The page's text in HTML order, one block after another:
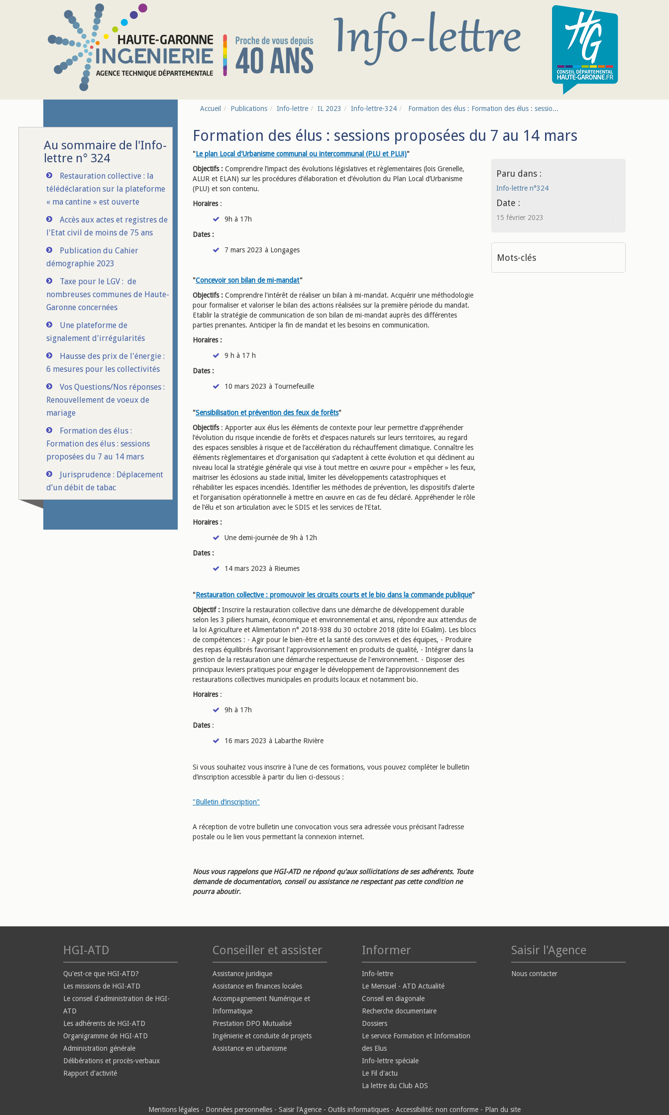
Au sommaire de l'Info-
lettre n° 324
Restauration collective : la
télédéclaration sur la plateforme
« ma cantine » est ouverte
Accès aux actes et registres de
l'Etat civil de moins de 75 ans
Publication du Cahier
démographie 2023
Taxe pour le LGV : de
nombreuses communes de Haute-
Garonne concernées
Une plateforme de
signalement d'irrégularités
Hausse des prix de l'énergie :
6 mesures pour les collectivités
Vos Questions/Nos réponses :
Renouvellement de voeux de
mariage
Formation des élus :
Formation des élus : sessions
proposées du 7 au 14 mars
Jurisprudence : Déplacement
d’un débit de tabac
Accueil Publications Info-lettre IL 2023 Info-lettre-324 Formation des élus : Formation des élus : sessio...
Formation des élus : sessions proposées du 7 au 14 mars
"Le plan Local d'Urbanisme communal ou intercommunal (PLU et PLUi)"
Objectifs : Comprendre l’impact des évolutions législatives et règlementaires (lois Grenelle,
ALUR et ELAN) sur les procédures d’élaboration et d’évolution du Plan Local d’Urbanisme
(PLU) et son contenu.
Horaires :
9h à 17h
Dates :
7 mars 2023 à Longages
"Concevoir son bilan de mi-mandat"
Objectifs : Comprendre l'intérêt de réaliser un bilan à mi-mandat. Acquérir une méthodologie
pour formaliser et valoriser le bilan des actions réalisées sur la première période du mandat.
Etablir la stratégie de communication de son bilan de mi-mandat auprès des différentes
parties prenantes. Anticiper la fin de mandat et les besoins en communication.
Horaires :
9 h à 17 h
Dates :
10 mars 2023 à Tournefeuille
"Sensibilisation et prévention des feux de forêts"
Objectifs: Apporter aux élus les éléments de contexte pour leur permettre d’appréhender
l’évolution du risque incendie de forêts et d’espaces naturels sur leurs territoires, au regard
des espaces sensibles à risque et de l’accélération du réchauffement climatique. Connaître les
éléments règlementaires et d’organisation qui s’adaptent à cette évolution et qui déclinent au
niveau local la stratégie générale qui vise à tout mettre en œuvre pour « empêcher » les feux,
maitriser les éclosions au stade initial, limiter les développements catastrophiques et
réhabiliter les espaces incendiés. Identifier les méthodes de prévention, les dispositifs d’alerte
et l’organisation opérationnelle à mettre en œuvre en cas de feu déclaré. Appréhender le rôle
de l’élu et son articulation avec le SDIS et les services de l’Etat.
Horaires :
Une demi-journée de 9h à 12h
Dates :
14 mars 2023 à Rieumes
"Restauration collective : promouvoir les circuits courts et le bio dans la commande publique"
Objectif : Inscrire la restauration collective dans une démarche de développement durable
selon les 3 piliers humain, économique et environnemental et ainsi, répondre aux attendus de
la loi Agriculture et Alimentation n° 2018-938 du 30 octobre 2018 (dite loi EGalim). Les blocs
de compétences : - Agir pour le bien-être et la santé des convives et des équipes, - Produire
des repas équilibrés favorisant l'approvisionnement en produits de qualité, - Intégrer dans la
gestion de la restauration une démarche respectueuse de l'environnement. - Disposer des
principaux leviers pratiques pour engager le développement de l’approvisionnement des
restaurations collectives municipales en produits locaux et notamment bio.
Horaires:
9h à 17h
Dates:
16 mars 2023 à Labarthe Rivière
Si vous souhaitez vous inscrire à l'une de ces formations, vous pouvez compléter le bulletin
d’inscription accessible à partir du lien ci-dessous :
"Bulletin d’inscription"
A réception de votre bulletin une convocation vous sera adressée vous précisant l’adresse
postale ou le lien vous permettant la connexion internet.
Nous vous rappelons que HGI-ATD ne répond qu'aux sollicitations de ses adhérents. Toute
demande de documentation, conseil ou assistance ne respectant pas cette condition ne
pourra aboutir.
Paru dans :
Info-lettre n°324
Date :
15 février 2023
Mots-clés
HGI-ATD
Qu'est-ce que HGI-ATD?
Les missions de HGI-ATD
Le conseil d'administration de HGI-
ATD
Les adhérents de HGI-ATD
Organigramme de HGI-ATD
Administration générale
Délibérations et procès-verbaux
Rapport d'activité
Conseiller et assister
Assistance juridique
Assistance en finances locales
Accompagnement Numérique et
Informatique
Prestation DPO Mutualisé
Ingénierie et conduite de projets
Assistance en urbanisme
Informer
Info-lettre
Le Mensuel - ATD Actualité
Conseil en diagonale
Recherche documentaire
Dossiers
Le service Formation et Information
des Elus
Info-lettre spéciale
Le Fil d'actu
La lettre du Club ADS
Saisir l'Agence
Nous contacter
Mentions légales - Données personnelles - Saisir l'Agence - Outils informatiques - Accessibilité: non conforme - Plan du site